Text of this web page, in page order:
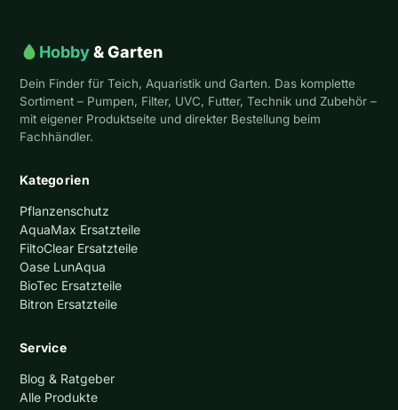
Hobby& Garten
Dein Finder für Teich, Aquaristik und Garten. Das komplette
Sortiment – Pumpen, Filter, UVC, Futter, Technik und Zubehör –
mit eigener Produktseite und direkter Bestellung beim
Fachhändler.
Kategorien
Pflanzenschutz
AquaMax Ersatzteile
FiltoClear Ersatzteile
Oase LunAqua
BioTec Ersatzteile
Bitron Ersatzteile
Service
Blog & Ratgeber
Alle Produkte